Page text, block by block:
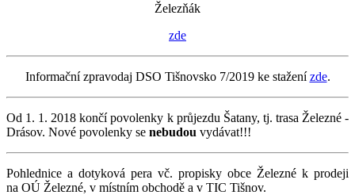
Železňák
zde
Informační zpravodaj DSO Tišnovsko 7/2019 ke staženízde.
Od 1. 1. 2018 končí povolenky k průjezdu Šatany, tj. trasa Železné -
Drásov. Nové povolenky se nebudou vydávat!!!
Pohlednice a dotyková pera vč. propisky obce Železné k prodeji
na OÚ Železné, v místním obchodě a v TIC Tišnov.